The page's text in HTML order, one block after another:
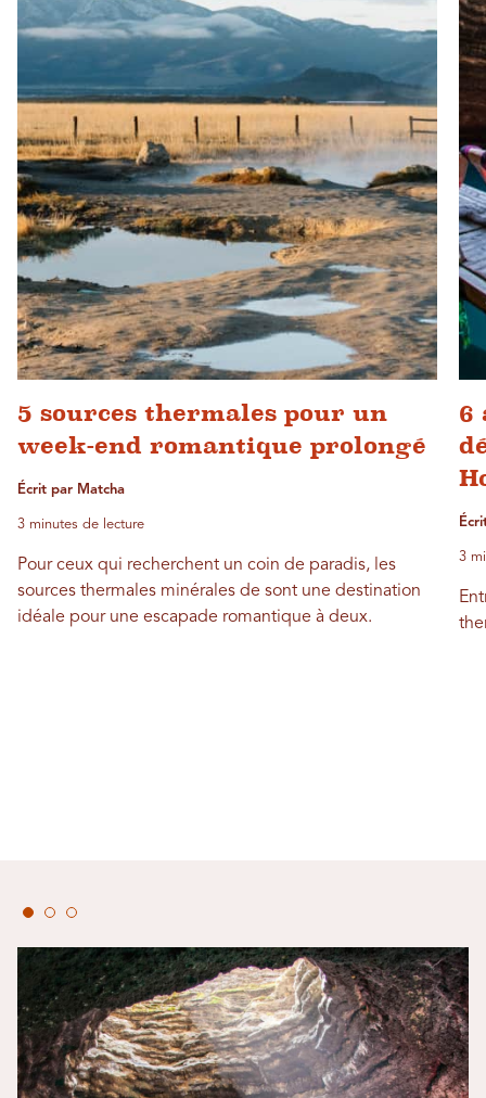
5 sources thermales pour un
week-end romantique prolongé
Écrit par Matcha
3 minutes de lecture
Pour ceux qui recherchent un coin de paradis, les
sources thermales minérales de sont une destination
idéale pour une escapade romantique à deux.
6
3